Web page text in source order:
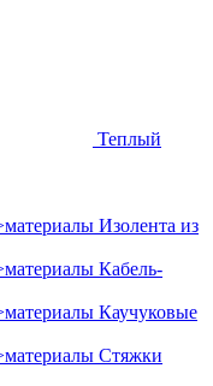
Теплый
Изолента из
Кабель-
Каучуковые
Стяжки